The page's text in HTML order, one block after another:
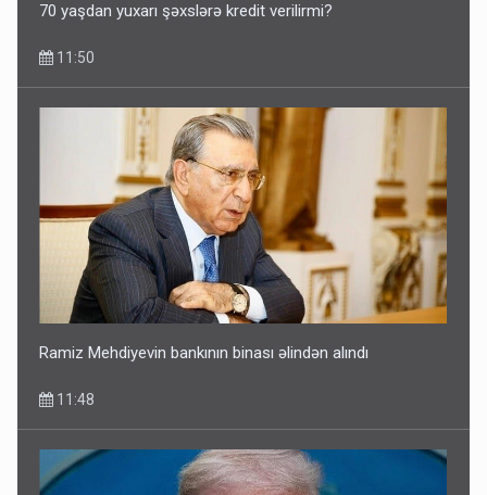
70 yaşdan yuxarı şəxslərə kredit verilirmi?
11:50
Ramiz Mehdiyevin bankının binası əlindən alındı
11:48